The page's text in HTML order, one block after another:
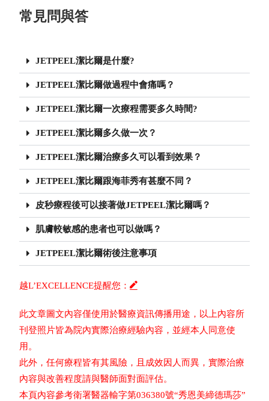
常見問與答
JETPEEL潔比爾是什麼?
JETPEEL潔比爾做過程中會痛嗎？
JETPEEL潔比爾一次療程需要多久時間?
JETPEEL潔比爾多久做一次？
JETPEEL潔比爾治療多久可以看到效果？
JETPEEL潔比爾跟海菲秀有甚麼不同？
皮秒療程後可以接著做JETPEEL潔比爾嗎？
肌膚較敏感的患者也可以做嗎？
JETPEEL潔比爾術後注意事項
越L’EXCELLENCE提醒您：
此文章圖文內容僅使用於醫療資訊傳播用途，以上內容所
刊登照片皆為院內實際治療經驗內容，並經本人同意使
用。
此外，任何療程皆有其風險，且成效因人而異，實際治療
內容與改善程度請與醫師面對面評估。
本頁內容參考衛署醫器輸字第036380號“秀恩美締德瑪莎”